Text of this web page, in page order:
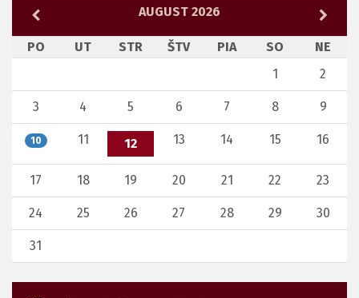
AUGUST 2026
PO UT STR ŠTV PIA SO
NE
1
2
3 4 5 6 7 8 9
10 11 12 13 14 15 16
17 18 19 20 21 22 23
24 25 26 27 28 29 30
31